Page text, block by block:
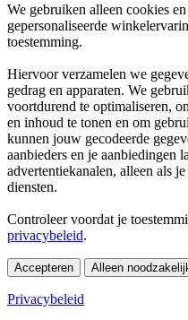
We gebruiken alleen cookies
gepersonaliseerde
toestemming.
Hiervoor verzamelen we
gedrag en apparaten. We
voortdurend te optimaliseren,
en inhoud te tonen en om
kunnen jouw gecodeerde
aanbieders en je aanbiedingen
advertentiekanalen, alleen als
diensten.
Controleer voordat je
privacybeleid.
Accepteren Alleen
Privacybeleid